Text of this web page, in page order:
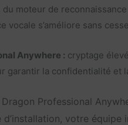
moteur de
vocale s’améliore sans cesse.
Anywhere : cryptage
garantir la confidentialité et
Professional
votre